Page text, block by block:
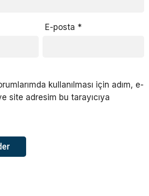
E-posta *
kullanılması için adım, e-
site adresim bu tarayıcıya